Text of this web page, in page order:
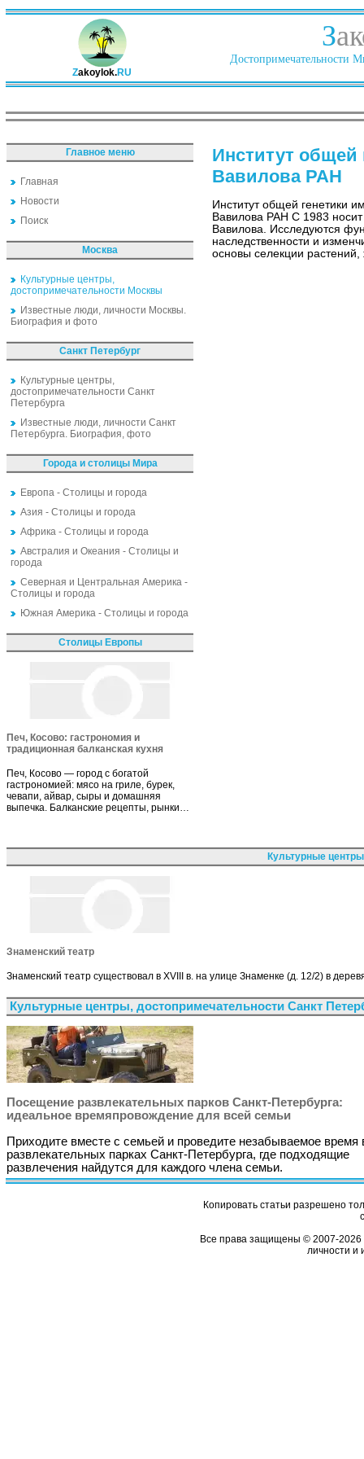
Zakoylok.RU
З
Достопримечательности
Главное меню
Главная
Новости
Поиск
Москва
Культурные центры,
достопримечательности Москвы
Известные люди, личности Москвы.
Биография и фото
Санкт Петербург
Культурные центры,
достопримечательности Санкт
Петербурга
Известные люди, личности Санкт
Петербурга. Биография, фото
Города и столицы Мира
Европа - Столицы и города
Азия - Столицы и города
Африка - Столицы и города
Австралия и Океания - Столицы и
города
Северная и Центральная Америка -
Столицы и города
Южная Америка - Столицы и города
Столицы Европы
Печ, Косово: гастрономия и
традиционная балканская кухня
Печ, Косово — город с богатой
гастрономией: мясо на гриле, бурек,
чевапи, айвар, сыры и домашняя
выпечка. Балканские рецепты, рынки…
Институт общей
Вавилова РАН
Институт общей генетики
Вавилова РАН С 1983
Вавилова. Исследуются
наследственности и
основы селекции
Культурные
Знаменский театр
Знаменский театр существовал в XVIII в. на улице Знаменке (д. 12/2) в
Культурные центры, достопримечательности Санкт
Посещение развлекательных парков Санкт-Петербурга:
идеальное времяпровождение для всей семьи
Приходите вместе с семьей и проведите незабываемое время
развлекательных парках Санкт-Петербурга, где подходящие
развлечения найдутся для каждого члена семьи.
Копировать статьи разрешено
Все права защищены © 2007-2026
личности и